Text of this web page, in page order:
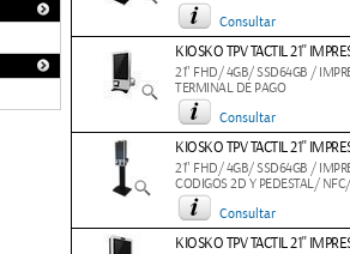
Consultar
KIOSKO TPV TACTIL 21''
21" FHD/ 4GB/ SSD64GB /
TERMINAL DE PAGO
Consultar
KIOSKO TPV TACTIL 21''
21" FHD/ 4GB/ SSD64GB /
CODIGOS 2D Y PEDESTAL/
Consultar
KIOSKO TPV TACTIL 21''